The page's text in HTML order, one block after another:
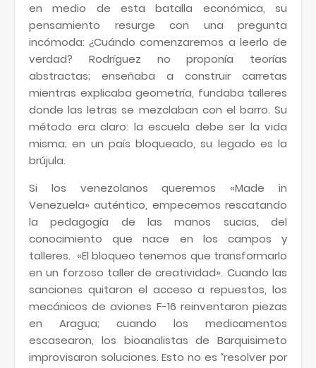
en medio de esta batalla económica, su
pensamiento resurge con una pregunta
incómoda: ¿Cuándo comenzaremos a leerlo de
verdad? Rodríguez no proponía teorías
abstractas; enseñaba a construir carretas
mientras explicaba geometría, fundaba talleres
donde las letras se mezclaban con el barro. Su
método era claro: la escuela debe ser la vida
misma; en un país bloqueado, su legado es la
brújula.
Si los venezolanos queremos «Made in
Venezuela» auténtico, empecemos rescatando
la pedagogía de las manos sucias, del
conocimiento que nace en los campos y
talleres. «El bloqueo tenemos que transformarlo
en un forzoso taller de creatividad». Cuando las
sanciones quitaron el acceso a repuestos, los
mecánicos de aviones F-16 reinventaron piezas
en Aragua; cuando los medicamentos
escasearon, los bioanalistas de Barquisimeto
improvisaron soluciones. Esto no es “resolver por